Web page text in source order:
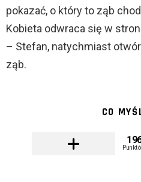
pokazać, o który to ząb
Kobieta odwraca się w
– Stefan, natychmiast
ząb.
CO